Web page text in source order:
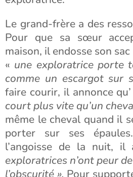
Le grand-frère a des
Pour que sa sœur
maison, il endosse son
« une exploratrice porte
comme un escargot sur
faire courir, il annonce qu’
court plus vite qu’un
même le cheval quand il
porter sur ses
l’angoisse de la nuit, il
exploratrices n’ont peur
l’obscurité ». Pour